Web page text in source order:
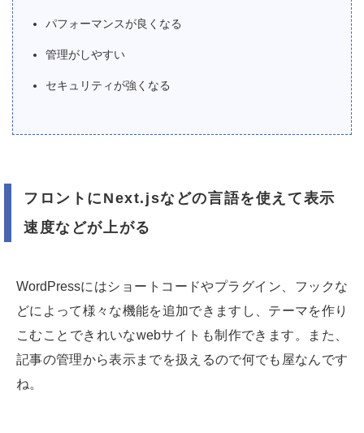
パフォーマンスが良くなる
管理がしやすい
セキュリティが強くなる
フロントにNext.jsなどの言語を使えて表示
速度などが上がる
WordPressにはショートコードやプラグイン、フックな
どによって様々な機能を追加できますし、テーマを作り
こむことできれいなwebサイトも制作できます。また、
記事の管理から表示までを扱えるので何でも屋なんです
ね。